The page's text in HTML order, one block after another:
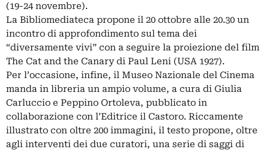
(19-24 novembre).
La Bibliomediateca propone il 20 ottobre alle 20.30 un
incontro di approfondimento sul tema dei
“diversamente vivi” con a seguire la proiezione del film
The Cat and the Canary di Paul Leni (USA 1927).
Per l’occasione, infine, il Museo Nazionale del Cinema
manda in libreria un ampio volume, a cura di Giulia
Carluccio e Peppino Ortoleva, pubblicato in
collaborazione con l’Editrice il Castoro. Riccamente
illustrato con oltre 200 immagini, il testo propone, oltre
agli interventi dei due curatori, una serie di saggi di